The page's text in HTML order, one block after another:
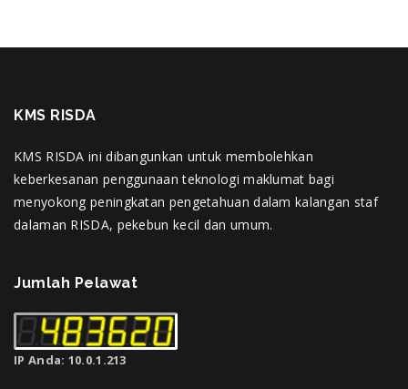
KMS RISDA
KMS RISDA ini dibangunkan untuk membolehkan
keberkesanan penggunaan teknologi maklumat bagi
menyokong peningkatan pengetahuan dalam kalangan staf
dalaman RISDA, pekebun kecil dan umum.
Jumlah Pelawat
IP Anda: 10.0.1.213